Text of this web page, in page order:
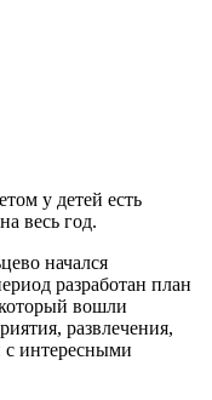
у детей есть
весь год.
начался
разработан план
вошли
развлечения,
с интересными